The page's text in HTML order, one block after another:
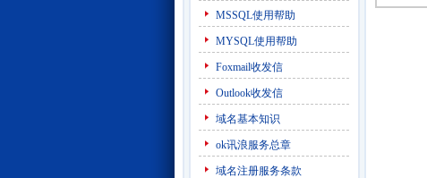
MSSQL使用帮助
MYSQL使用帮助
Foxmail收发信
Outlook收发信
域名基本知识
ok讯浪服务总章
域名注册服务条款